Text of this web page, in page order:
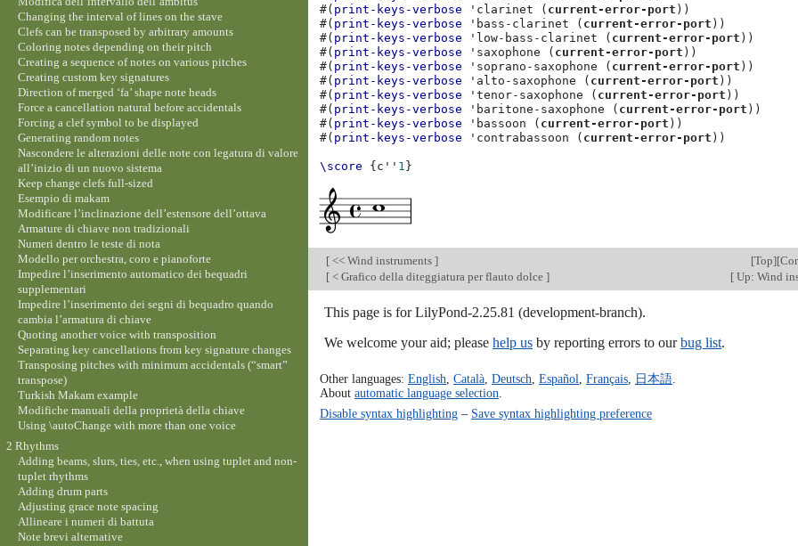
#( print-keys-verbose 'clarinet ( current-error-port ))
#( print-keys-verbose 'bass-clarinet ( current-error-port ))
#( print-keys-verbose 'low-bass-clarinet ( current-error-port ))
#( print-keys-verbose 'saxophone ( current-error-port ))
#( print-keys-verbose 'soprano-saxophone ( current-error-port ))
#( print-keys-verbose 'alto-saxophone ( current-error-port ))
#( print-keys-verbose 'tenor-saxophone ( current-error-port ))
#( print-keys-verbose 'baritone-saxophone ( current-error-port ))
#( print-keys-verbose 'bassoon ( current-error-port ))
#( print-keys-verbose 'contrabassoon ( current-error-port ))
\score { c'' 1 }
[ << Wind instruments ] [Top][
[ < Grafico della diteggiatura per flauto dolce ] [Up: Wind
This page is for LilyPond-2.25.81 (development-branch).
We welcome your aid; please help us by reporting errors to ourbug list.
Other languages: English Català, Deutsch Español Français, 日本語.
About automatic language selection
Disable syntax highlighting– Save syntax highlighting preference
Changing the interval of lines on the stave
Clefs can be transposed by arbitrary amounts
Coloring notes depending on their pitch
Creating a sequence of notes on various pitches
Creating custom key signatures
Direction of merged ‘fa’ shape note heads
Force a cancellation natural before accidentals
Forcing a clef symbol to be displayed
Generating random notes
Nascondere le alterazioni delle note con legatura di valore
all’inizio di un nuovo sistema
Keep change clefs full-sized
Esempio di makam
Modificare l’inclinazione dell’estensore dell’ottava
Armature di chiave non tradizionali
Numeri dentro le teste di nota
Modello per orchestra, coro e pianoforte
Impedire l’inserimento automatico dei bequadri
supplementari
Impedire l’inserimento dei segni di bequadro quando
cambia l’armatura di chiave
Quoting another voice with transposition
Separating key cancellations from key signature changes
Transposing pitches with minimum accidentals (“smart”
transpose)
Turkish Makam example
Modifiche manuali della proprietà della chiave
Using \autoChange with more than one voice
2 Rhythms
Adding beams, slurs, ties, etc., when using tuplet and non-
tuplet rhythms
Adding drum parts
Adjusting grace note spacing
Allineare i numeri di battuta
Note brevi alternative